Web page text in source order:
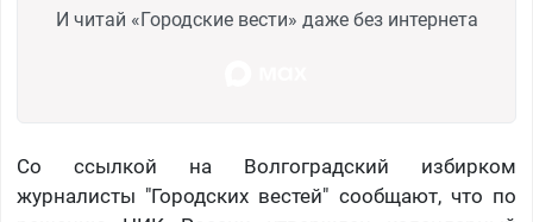
И читай «Городские вести» даже без интернета
Со ссылкой на Волгоградский избирком
журналисты "Городских вестей" сообщают, что по